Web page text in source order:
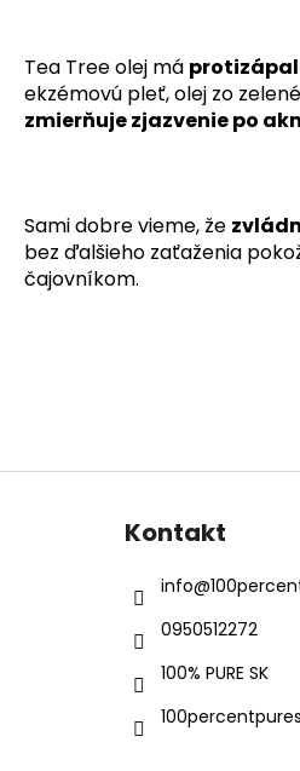
Tea Tree olej má
ekzémovú pleť, olej zo
zmierňuje zjazvenie po
Sami dobre vieme, že
bez ďalšieho zaťaženia
čajovníkom.
Kontakt
info@
0950512272
100% PURE SK